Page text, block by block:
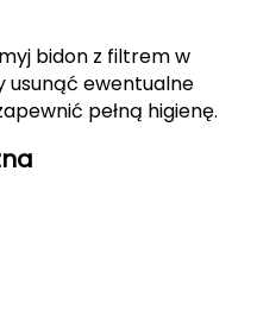
bidon z filtrem w
usunąć ewentualne
pełną higienę.